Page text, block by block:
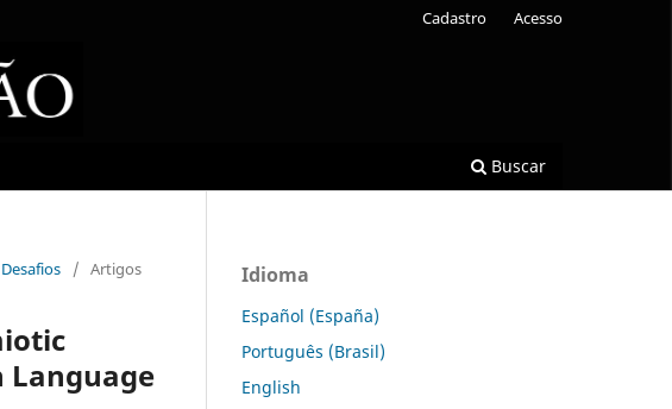
Buscar
Cadastro Acesso
/ Artigos
Language
Idioma
Español (España)
Português (Brasil)
English